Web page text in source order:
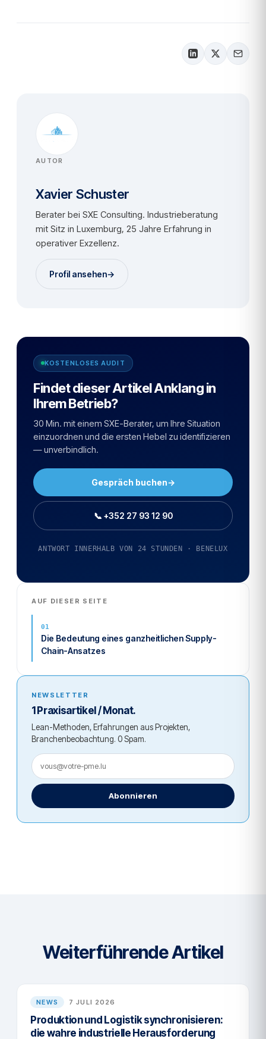
AUTOR
Xavier Schuster
Berater bei SXE Consulting. Industrieberatung
mit Sitz in Luxemburg, 25 Jahre Erfahrung in
operativer Exzellenz.
Profil ansehen→
KOSTENLOSES AUDIT
Findet dieser Artikel Anklang in
Ihrem Betrieb?
30 Min. mit einem SXE-Berater, um Ihre Situation
einzuordnen und die ersten Hebel zu identifizieren
— unverbindlich.
Gespräch buchen→
📞 +352 27 93 12 90
ANTWORT INNERHALB VON 24 STUNDEN · BENELUX
AUF DIESER SEITE
Die Bedeutung eines ganzheitlichen Supply-
Chain-Ansatzes
NEWSLETTER
1 Praxisartikel / Monat.
Lean-Methoden, Erfahrungen aus Projekten,
Branchenbeobachtung. 0 Spam.
Abonnieren
Weiterführende Artikel
NEWS 7 JULI 2026
Produktion und Logistik synchronisieren:
die wahre industrielle Herausforderung